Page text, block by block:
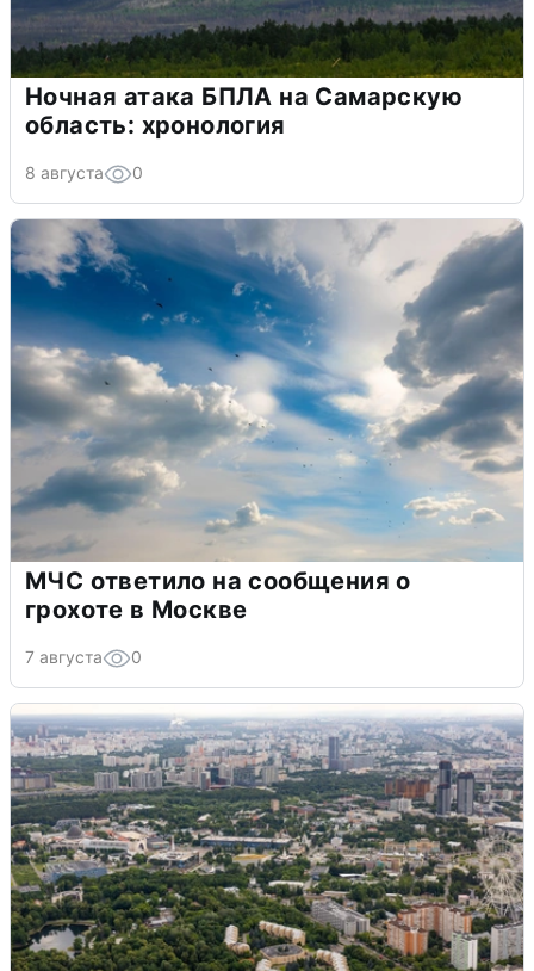
Ночная атака БПЛА на Самарскую
область: хронология
8 августа 0
МЧС ответило на сообщения о
грохоте в Москве
7 августа 0